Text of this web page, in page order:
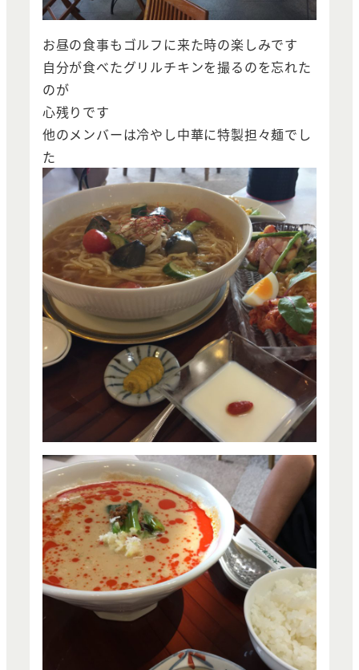
お昼の食事もゴルフに来た時の楽しみです
自分が食べたグリルチキンを撮るのを忘れた
のが
心残りです
他のメンバーは冷やし中華に特製担々麺でし
た